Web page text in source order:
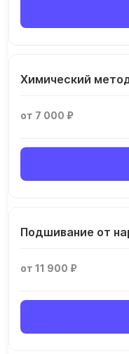
Химический
от 7 000 ₽
Подшивание от
от 11 900 ₽